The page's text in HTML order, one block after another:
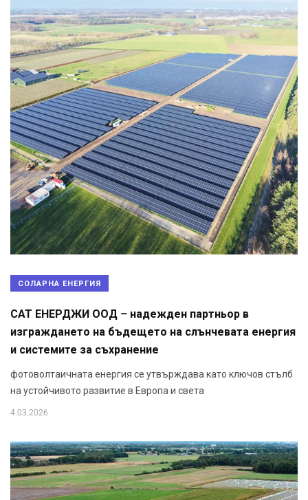
СОЛАРНА ЕНЕРГИЯ
САТ ЕНЕРДЖИ ООД – надежден партньор в
изграждането на бъдещето на слънчевата енергия
и системите за съхранение
фотоволтаичната енергия се утвърждава като ключов стълб
на устойчивото развитие в Европа и света
4.03.2026